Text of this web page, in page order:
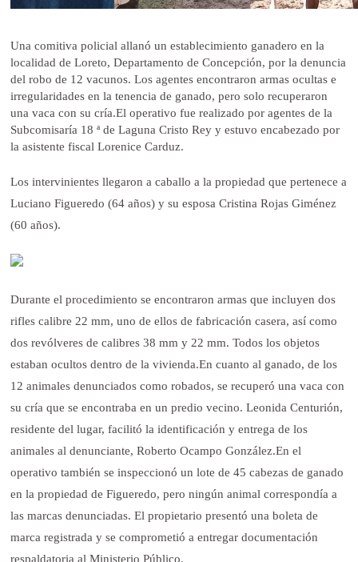
Una comitiva policial allanó un establecimiento ganadero en la
localidad de Loreto, Departamento de Concepción, por la denuncia
del robo de 12 vacunos. Los agentes encontraron armas ocultas e
irregularidades en la tenencia de ganado, pero solo recuperaron
una vaca con su cría.El operativo fue realizado por agentes de la
Subcomisaría 18 ª de Laguna Cristo Rey y estuvo encabezado por
la asistente fiscal Lorenice Carduz.
Los intervinientes llegaron a caballo a la propiedad que pertenece a
Luciano Figueredo (64 años) y su esposa Cristina Rojas Giménez
(60 años).
Durante el procedimiento se encontraron armas que incluyen dos
rifles calibre 22 mm, uno de ellos de fabricación casera, así como
dos revólveres de calibres 38 mm y 22 mm. Todos los objetos
estaban ocultos dentro de la vivienda.En cuanto al ganado, de los
12 animales denunciados como robados, se recuperó una vaca con
su cría que se encontraba en un predio vecino. Leonida Centurión,
residente del lugar, facilitó la identificación y entrega de los
animales al denunciante, Roberto Ocampo González.En el
operativo también se inspeccionó un lote de 45 cabezas de ganado
en la propiedad de Figueredo, pero ningún animal correspondía a
las marcas denunciadas. El propietario presentó una boleta de
marca registrada y se comprometió a entregar documentación
respaldatoria al Ministerio Público.